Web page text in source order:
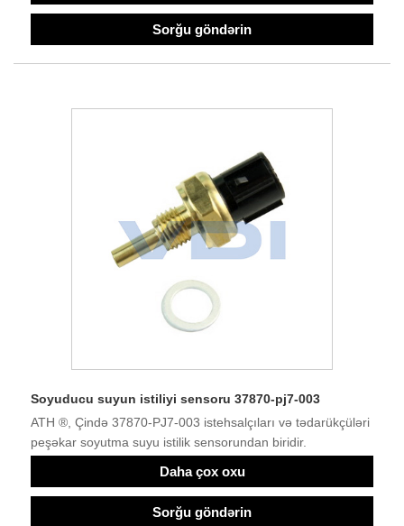
Sorğu göndərin
Soyuducu suyun istiliyi sensoru 37870-pj7-003
ATH ®, Çində 37870-PJ7-003 istehsalçıları və tədarükçüləri
peşəkar soyutma suyu istilik sensorundan biridir.
Daha çox oxu
Sorğu göndərin